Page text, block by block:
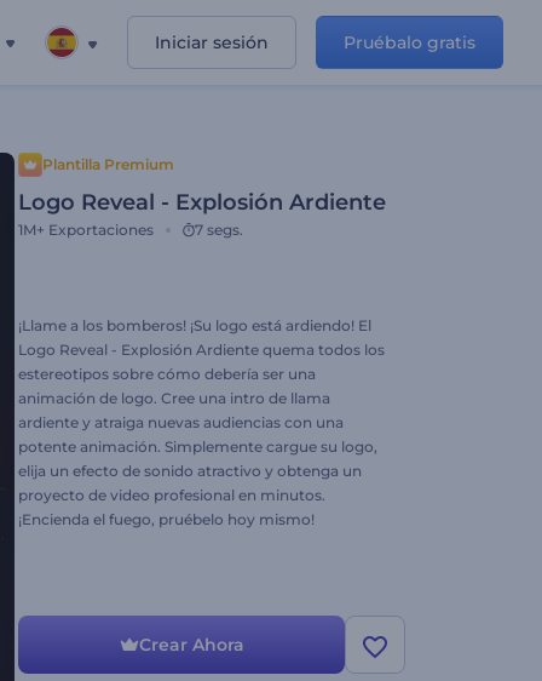
Iniciar sesión Pruébalo gratis
Plantilla Premium
Logo Reveal - Explosión Ardiente
1M+ Exportaciones 7 segs.
¡Llame a los bomberos! ¡Su logo está ardiendo! El
Logo Reveal - Explosión Ardiente quema todos los
estereotipos sobre cómo debería ser una
animación de logo. Cree una intro de llama
ardiente y atraiga nuevas audiencias con una
potente animación. Simplemente cargue su logo,
elija un efecto de sonido atractivo y obtenga un
proyecto de video profesional en minutos.
¡Encienda el fuego, pruébelo hoy mismo!
Crear Ahora